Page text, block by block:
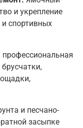
и укрепление
спортивных
профессиональная
и песчано-
засыпке